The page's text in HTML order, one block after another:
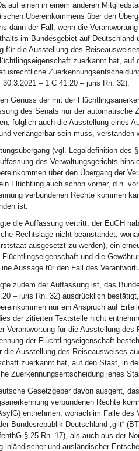
auf einen in einem anderen
Übereinkommens über den
dann der Fall, wenn die
im Bundesgebiet auf
für die Ausstellung des
zuerkannt hat,
30.3.2021 – 1 C 41.20 – juris Rn. 32).
Genuss der mit der
des Senats nur der automatische
folglich auch die Ausstellung eines
verlängerbar sein muss, verstanden
(vgl. Legaldefinition
des Verwaltungsgerichts
über den Übergang der
Flüchtling auch schon vorher, d.h.
verbundenen Rechte kommen
ist.
die Auffassung vertritt, der EuGH
Rechtslage nicht beanstandet,
ausgesetzt zu werden), ein
Flüchtlingseigenschaft und die
Aussage für den Fall des
zudem der Auffassung ist, das
– juris Rn. 32) ausdrücklich
nur ein Anspruch auf
der zitierten Textstelle nicht
Verantwortung für die Ausstellung
der Flüchtlingseigenschaft
die Ausstellung des Reiseausweises
zuerkannt hat, auf den Staat, in
Zuerkennungsentscheidung jenes
Gesetzgeber davon ausgeht,
verbundenen Rechte
entnehmen, wonach im Falle
Bundesrepublik Deutschland „gilt“
§ 25 Rn. 17), als auch aus der
inländischer und ausländischer